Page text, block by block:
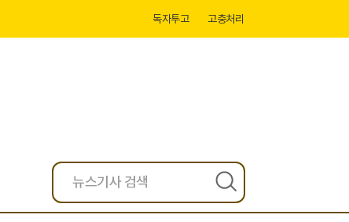
검
색
독자투고 고충처리